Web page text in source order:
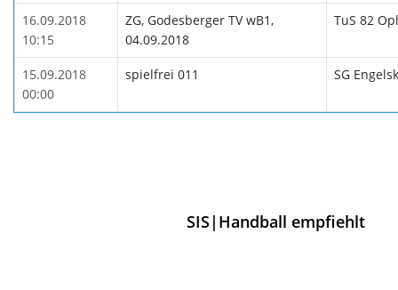
16.09.2018
10:15
ZG, Godesberger TV wB1,
04.09.2018
TuS 82
15.09.2018
00:00
spielfrei 011 SG
SIS|Handball empfiehlt